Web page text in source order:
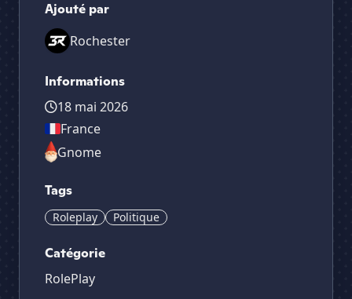
Ajouté par
Rochester
Informations
18 mai 2026
France
Gnome
Tags
Roleplay Politique
Catégorie
RolePlay